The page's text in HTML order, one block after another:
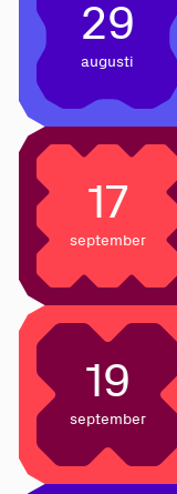
29
augusti
17
september
19
september